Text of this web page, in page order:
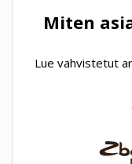
Miten
Lue vahvistetut